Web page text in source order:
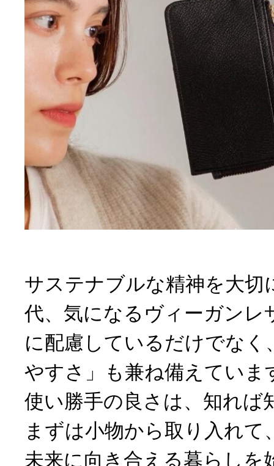
サステナブルな精神を大切
代、気になるヴィーガンレ
に配慮しているだけでなく
やすさ」も兼ね備えていま
使い勝手の良さは、知れば
まずは小物から取り入れて
未来に向き合える暮らしを